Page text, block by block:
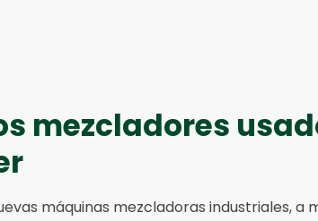
mezcladores
máquinas mezcladoras industriales, a